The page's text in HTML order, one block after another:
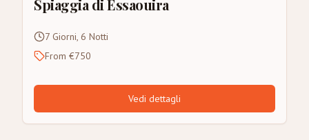
Spiaggia di Essaouira
7 Giorni, 6 Notti
From €750
Vedi dettagli